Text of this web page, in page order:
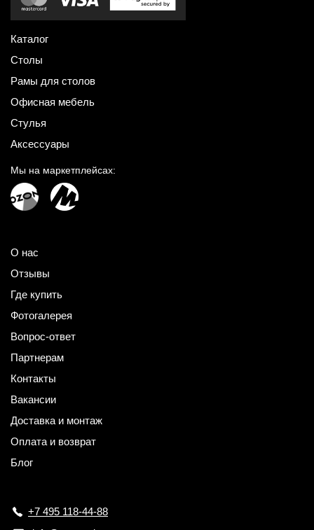
Каталог
Столы
Рамы для столов
Офисная мебель
Стулья
Аксессуары
Мы на маркетплейсах:
О нас
Отзывы
Где купить
Фотогалерея
Вопрос-ответ
Партнерам
Контакты
Вакансии
Доставка и монтаж
Оплата и возврат
Блог
+7 495 118-44-88